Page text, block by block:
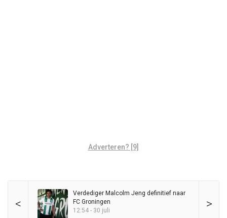
Adverteren? [9]
< >
Verdediger Malcolm Jeng definitief naar
FC Groningen
12:54 - 30 juli